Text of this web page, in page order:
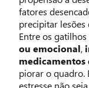
fatores
precipitar
Entre os
ou emocional,
medicamentos
piorar o quadro.
estresse não